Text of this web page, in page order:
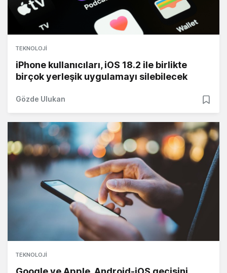
TEKNOLOJI
iPhone kullanıcıları, iOS 18.2 ile birlikte
birçok yerleşik uygulamayı silebilecek
Gözde Ulukan
TEKNOLOJI